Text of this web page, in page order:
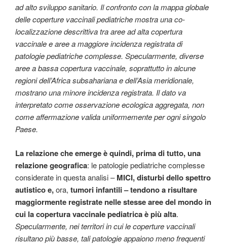
ad alto sviluppo sanitario. Il confronto con la mappa globale
delle coperture vaccinali pediatriche mostra una co-
localizzazione descrittiva tra aree ad alta copertura
vaccinale e aree a maggiore incidenza registrata di
patologie pediatriche complesse. Specularmente, diverse
aree a bassa copertura vaccinale, soprattutto in alcune
regioni dell’Africa subsahariana e dell’Asia meridionale,
mostrano una minore incidenza registrata. Il dato va
interpretato come osservazione ecologica aggregata, non
come affermazione valida uniformemente per ogni singolo
Paese.
La relazione che emerge è quindi, prima di tutto, una
relazione geografica: le patologie pediatriche complesse
considerate in questa analisi –MICI, disturbi dello spettro
autistico e,ora, tumori infantili – tendono a risultare
maggiormente registrate nelle stesse aree del mondo in
cui la copertura vaccinale pediatrica è più alta.
Specularmente, nei territori in cui le coperture vaccinali
risultano più basse, tali patologie appaiono meno frequenti